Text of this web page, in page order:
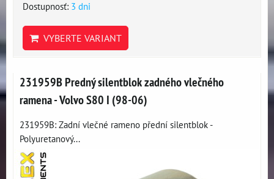
Dostupnosť: 3 dni
VYBERTE VARIANT
231959B Predný silentblok zadného vlečného
ramena - Volvo S80 I (98-06)
231959B: Zadní vlečné rameno přední silentblok -
Polyuretanový...